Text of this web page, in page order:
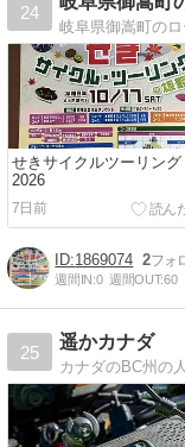
24
せきサイクルツーリング
2026
7日前
1869074 2
週間IN:0 週間OUT:60
25
遥かカナダ